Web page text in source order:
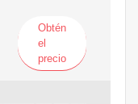
Obtén
el
precio